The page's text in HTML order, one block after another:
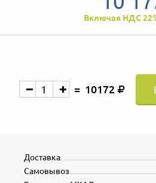
Включая НДС
10172
Доставка
Самовывоз